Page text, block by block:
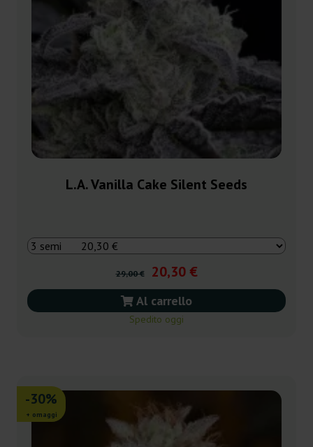
L.A. Vanilla Cake Silent Seeds
29,00 € 20,30 €
Al carrello
Spedito oggi
-30%
+ omaggi